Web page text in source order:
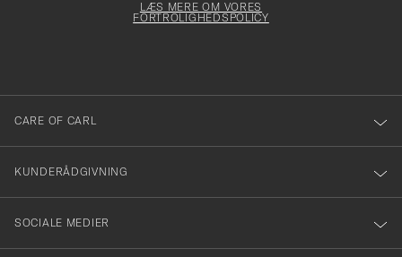
dig
till
vårt
nyhetsbrev!
LÆS MERE OM VORES
FORTROLIGHEDSPOLICY
CARE OF CARL
KUNDERÅDGIVNING
SOCIALE MEDIER